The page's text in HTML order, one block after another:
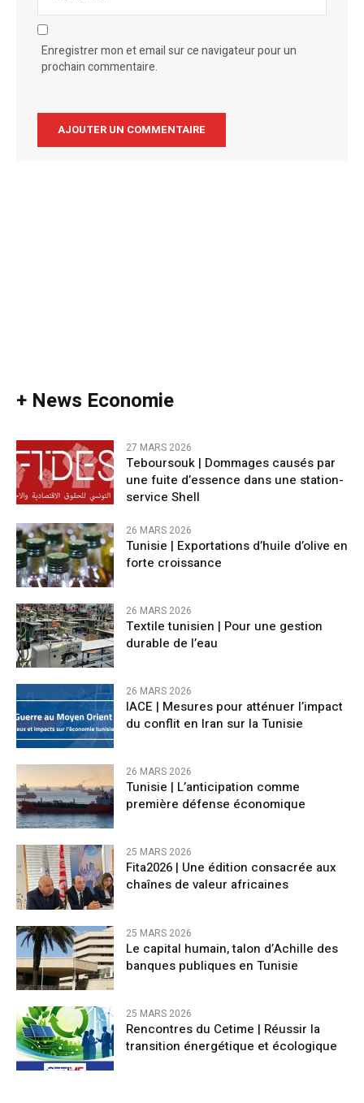
Enregistrer mon et email sur ce navigateur pour un
prochain commentaire.
+ News Economie
27 MARS 2026
Teboursouk | Dommages causés par
une fuite d’essence dans une station-
service Shell
26 MARS 2026
Tunisie | Exportations d’huile d’olive en
forte croissance
26 MARS 2026
Textile tunisien | Pour une gestion
durable de l’eau
26 MARS 2026
IACE | Mesures pour atténuer l’impact
du conflit en Iran sur la Tunisie
26 MARS 2026
Tunisie | L’anticipation comme
première défense économique
25 MARS 2026
Fita2026 | Une édition consacrée aux
chaînes de valeur africaines
25 MARS 2026
Le capital humain, talon d’Achille des
banques publiques en Tunisie
25 MARS 2026
Rencontres du Cetime | Réussir la
transition énergétique et écologique